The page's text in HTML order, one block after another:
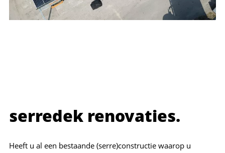
serredek renovaties.
Heeft u al een bestaande (serre)constructie waarop u